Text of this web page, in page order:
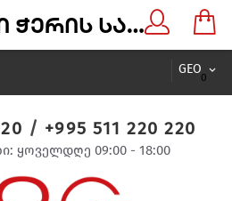
GEO
0
/ +995 511 220 220
ყოველდღე 09:00 - 18:00
შეკიდული ჭერის სანათი SD-GX7602-10D 20*2W - 05810 - 220.ge